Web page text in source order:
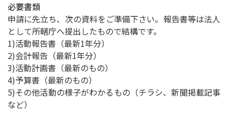
必要書類
申請に先立ち、次の資料をご準備下さい。報告書等は法人
として所轄庁へ提出したもので結構です。
1)活動報告書（最新1年分）
2)会計報告（最新1年分）
3)活動計画書（最新のもの）
4)予算書（最新のもの）
5)その他活動の様子がわかるもの（チラシ、新聞掲載記事
など）